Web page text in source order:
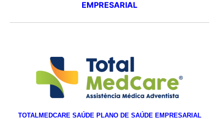
EMPRESARIAL
TOTALMEDCARE SAÚDE PLANO DE SAÚDE EMPRESARIAL